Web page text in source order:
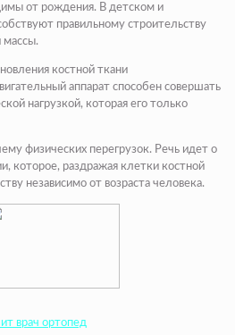
от рождения. В детском и
правильному строительству
массы.
костной ткани
аппарат способен совершать
нагрузкой, которая его только
физических перегрузок. Речь идет о
которое, раздражая клетки костной
независимо от возраста человека.
врач ортопед